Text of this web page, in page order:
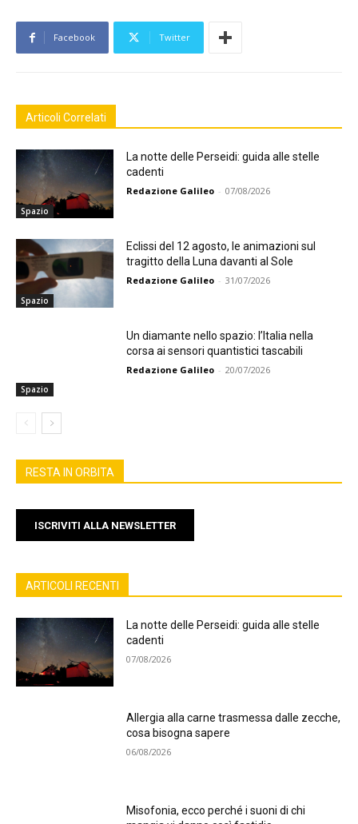
Facebook Twitter
Articoli Correlati
Spazio
La notte delle Perseidi: guida alle stelle
cadenti
Redazione Galileo - 07/08/2026
Spazio
Eclissi del 12 agosto, le animazioni sul
tragitto della Luna davanti al Sole
Redazione Galileo - 31/07/2026
Spazio
Un diamante nello spazio: l’Italia nella
corsa ai sensori quantistici tascabili
Redazione Galileo - 20/07/2026
RESTA IN ORBITA
ISCRIVITI ALLA NEWSLETTER
ARTICOLI RECENTI
La notte delle Perseidi: guida alle stelle
cadenti
07/08/2026
Allergia alla carne trasmessa dalle zecche,
cosa bisogna sapere
06/08/2026
Misofonia, ecco perché i suoni di chi